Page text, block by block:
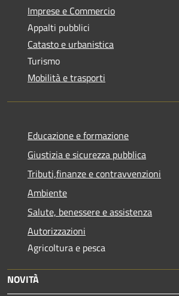
Imprese e Commercio
Appalti pubblici
Catasto e urbanistica
Turismo
Mobilità e trasporti
Educazione e formazione
Giustizia e sicurezza pubblica
Tributi,finanze e contravvenzioni
Ambiente
Salute, benessere e assistenza
Autorizzazioni
Agricoltura e pesca
NOVITÀ